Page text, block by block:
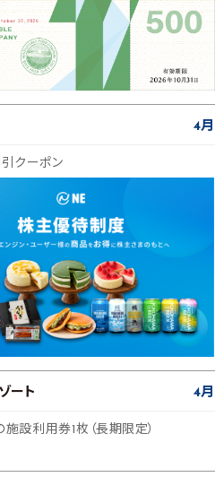
4月
クーポン
ート 4月
設利用券1枚（長期限定）